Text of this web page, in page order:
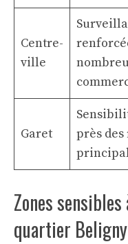
Centre-
ville
Garet
près
Zones
quartier